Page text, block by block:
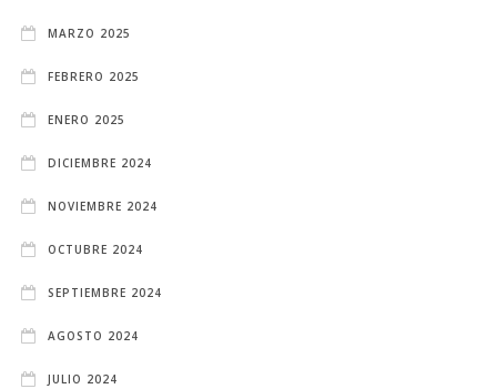
MARZO 2025
FEBRERO 2025
ENERO 2025
DICIEMBRE 2024
NOVIEMBRE 2024
OCTUBRE 2024
SEPTIEMBRE 2024
AGOSTO 2024
JULIO 2024